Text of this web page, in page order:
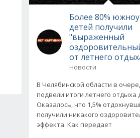
Более 80%
детей получили
"выраженный
от летнего
Новости
В Челябинской области в
подвели итоги летнего отдыха
Оказалось, что 1,5%
получили никакого
эффекта. Как передает